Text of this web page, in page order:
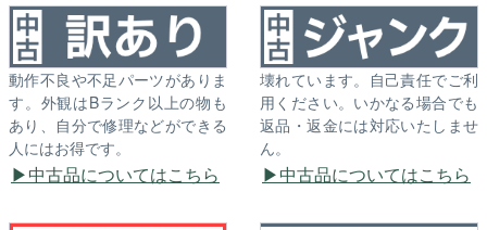
動作不良や不足パーツがありま
す。外観はBランク以上の物も
あり、自分で修理などができる
人にはお得です。
中古品についてはこちら
壊れています。自己責任でご利
用ください。いかなる場合でも
返品・返金には対応いたしませ
ん。
中古品についてはこちら